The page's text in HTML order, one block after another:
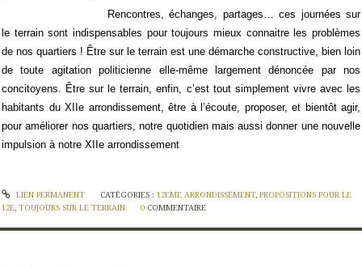
Rencontres, échanges, partages… ces journées sur
le terrain sont indispensables pour toujours mieux connaitre les problèmes
de nos quartiers ! Être sur le terrain est une démarche constructive, bien loin
de toute agitation politicienne elle-même largement dénoncée par nos
concitoyens. Être sur le terrain, enfin, c’est tout simplement vivre avec les
habitants du XIIe arrondissement, être à l’écoute, proposer, et bientôt agir,
pour améliorer nos quartiers, notre quotidien mais aussi donner une nouvelle
impulsion à notre XIIe arrondissement
LIEN PERMANENT CATÉGORIES : 12EME ARRONDISSEMENT, PROPOSITIONS POUR LE
12E TOUJOURS SUR LE TERRAIN 0 COMMENTAIRE